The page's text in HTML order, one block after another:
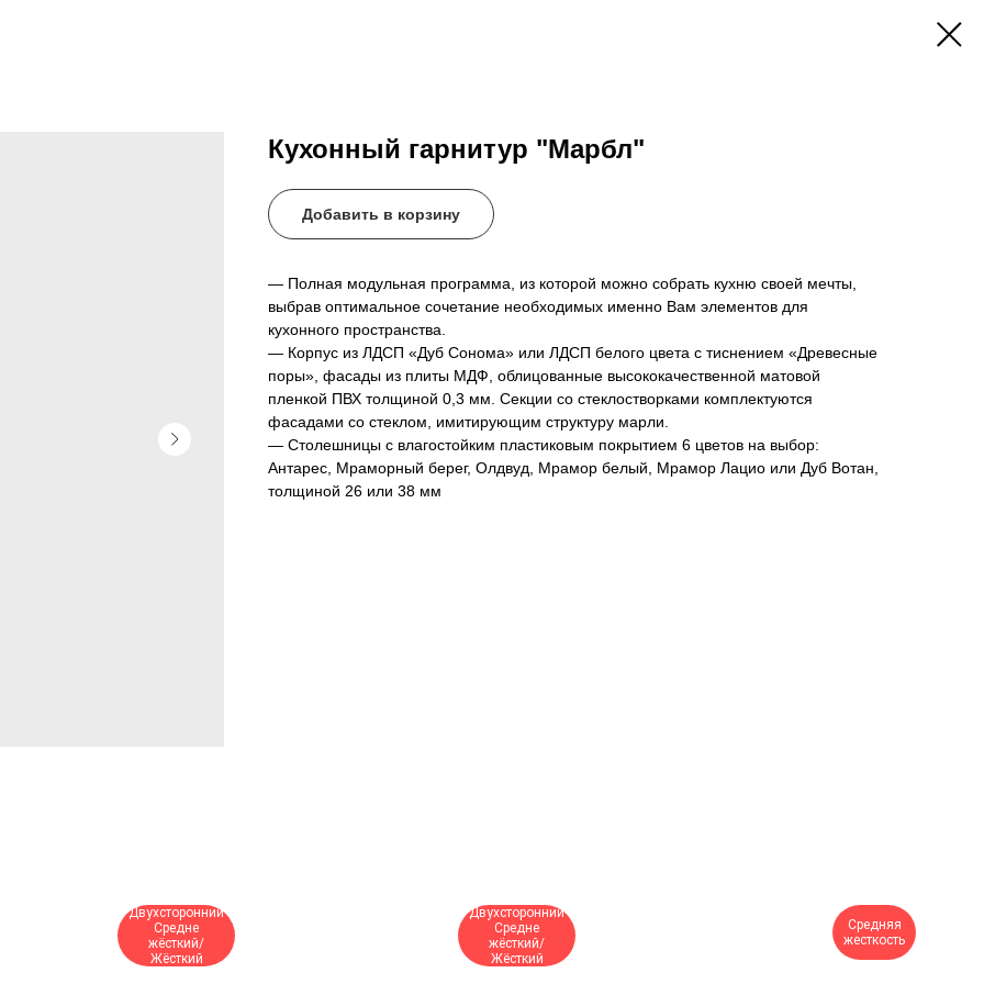
Кухонный гарнитур "Марбл"
Добавить в корзину
— Полная модульная программа, из которой можно собрать кухню своей мечты,
выбрав оптимальное сочетание необходимых именно Вам элементов для
кухонного пространства.
— Корпус из ЛДСП «Дуб Сонома» или ЛДСП белого цвета с тиснением «Древесные
поры», фасады из плиты МДФ, облицованные высококачественной матовой
пленкой ПВХ толщиной 0,3 мм. Секции со стеклостворками комплектуются
фасадами со стеклом, имитирующим структуру марли.
— Столешницы с влагостойким пластиковым покрытием 6 цветов на выбор:
Антарес, Мраморный берег, Олдвуд, Мрамор белый, Мрамор Лацио или Дуб Вотан,
толщиной 26 или 38 мм
Двухсторонний
Средне
жёсткий/
Жёсткий
Двухсторонний
Средне
жёсткий/
Жёсткий
Средняя
жесткость